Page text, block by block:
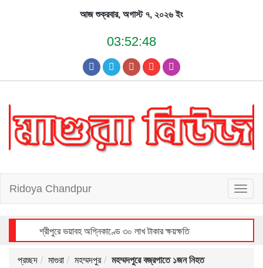
আজ শুক্রবার, অগাস্ট ৭, ২০২৬ ইং
03:52:49
T
o
g
l
a
t
Ridoya Chandpur
শ্রীপুরে ভয়াবহ অগ্নিকাণ্ডে ৩০ লাখ টাকার ক্ষয়ক্ষতি
প্রচ্ছদ মাগুরা মহম্মদপুর মহম্মদপুরে বজ্রপাতে ১জন নিহত